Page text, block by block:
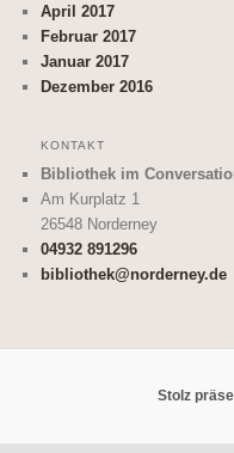
April 2017
Februar 2017
Januar 2017
Dezember 2016
KONTAKT
Bibliothek im
Am Kurplatz 1
26548 Norderney
04932 891296
bibliothek@norderney.de
Stolz